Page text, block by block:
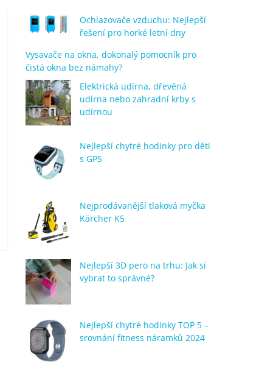
Ochlazovače vzduchu: Nejlepší
řešení pro horké letní dny
Vysavače na okna, dokonalý pomocník pro
čistá okna bez námahy?
Elektrická udírna, dřevěná
udírna nebo zahradní krby s
udírnou
Nejlepší chytré hodinky pro děti
s GPS
Nejprodávanější tlaková myčka
Kärcher K5
Nejlepší 3D pero na trhu: Jak si
vybrat to správné?
Nejlepší chytré hodinky TOP 5 –
srovnání fitness náramků 2024